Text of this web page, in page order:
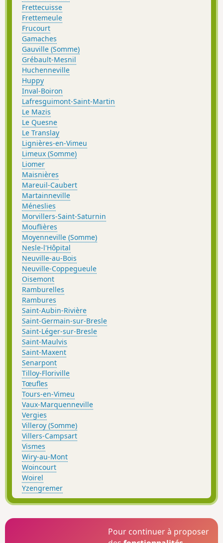
Frettecuisse
Frettemeule
Frucourt
Gamaches
Gauville (Somme)
Grébault-Mesnil
Huchenneville
Huppy
Inval-Boiron
Lafresguimont-Saint-Martin
Le Mazis
Le Quesne
Le Translay
Lignières-en-Vimeu
Limeux (Somme)
Liomer
Maisnières
Mareuil-Caubert
Martainneville
Méneslies
Morvillers-Saint-Saturnin
Mouflières
Moyenneville (Somme)
Nesle-l'Hôpital
Neuville-au-Bois
Neuville-Coppegueule
Oisemont
Ramburelles
Rambures
Saint-Aubin-Rivière
Saint-Germain-sur-Bresle
Saint-Léger-sur-Bresle
Saint-Maulvis
Saint-Maxent
Senarpont
Tilloy-Floriville
Tœufles
Tours-en-Vimeu
Vaux-Marquenneville
Vergies
Villeroy (Somme)
Villers-Campsart
Vismes
Wiry-au-Mont
Woincourt
Woirel
Yzengremer
Pour continuer à proposer